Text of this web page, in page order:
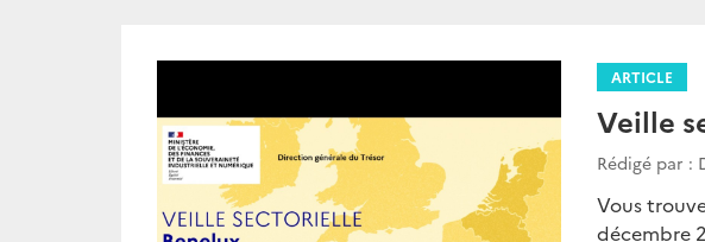
ARTICLE
Veille
Rédigé par :
Vous
décembre